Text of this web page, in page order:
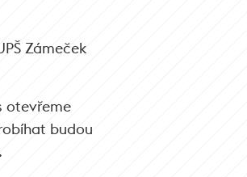
Zámeček
otevřeme
budou